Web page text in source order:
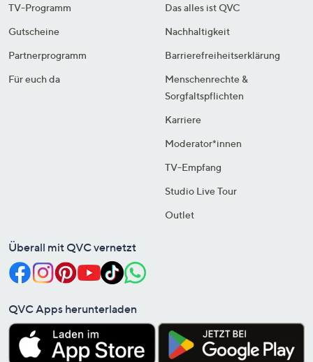
TV-Programm
Gutscheine
Partnerprogramm
Für euch da
Das alles ist QVC
Nachhaltigkeit
Barrierefreiheitserklärung
Menschenrechte &
Sorgfaltspflichten
Karriere
Moderator*innen
TV-Empfang
Studio Live Tour
Outlet
Überall mit QVC vernetzt
QVC Apps herunterladen